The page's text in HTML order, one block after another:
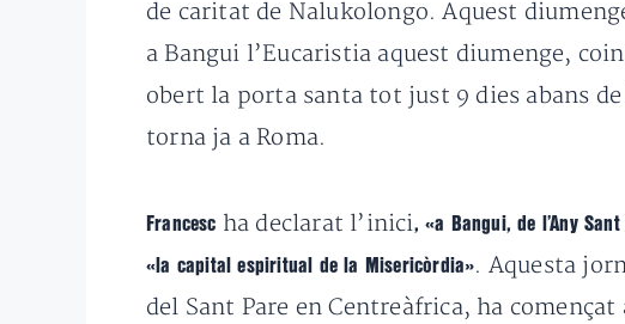
de caritat de Nalukolongo. Aquest
a Bangui l’Eucaristia aquest diumenge,
obert la porta santa tot just 9 dies abans
torna ja a Roma.
Francesc ha declarat l’inici, «a Bangui, de l’Any
«la capital espiritual de la Misericòrdia». Aquesta
del Sant Pare en Centreàfrica, ha